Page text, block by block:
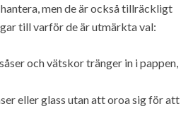
men de är också tillräckligt
till varför de är utmärkta val:
och vätskor tränger in i pappen,
eller glass utan att oroa sig för att